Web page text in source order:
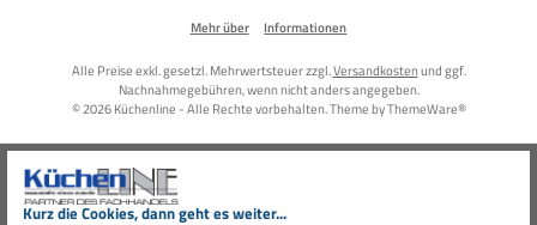
Kurz die Cookies, dann geht es weiter...
Mehr über Informationen
Alle Preise exkl. gesetzl. Mehrwertsteuer zzgl.Versandkostenund ggf.
Nachnahmegebühren, wenn nicht anders angegeben.
© 2026 Küchenline - Alle Rechte vorbehalten. Theme byThemeWare®